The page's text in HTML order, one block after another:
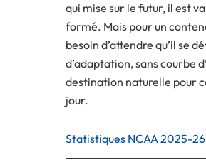
qui mise sur le futur, il est
formé. Mais pour un
besoin d’attendre qu’il se
d’adaptation, sans courbe
destination naturelle pour
jour.
Statistiques NCAA 2025-